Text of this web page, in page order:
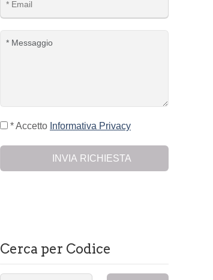
* Accetto Informativa Privacy
INVIA RICHIESTA
Cerca per Codice